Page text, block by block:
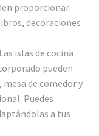
proporcionar
decoraciones
Las islas de cocina
pueden
de comedor y
Puedes
a tus